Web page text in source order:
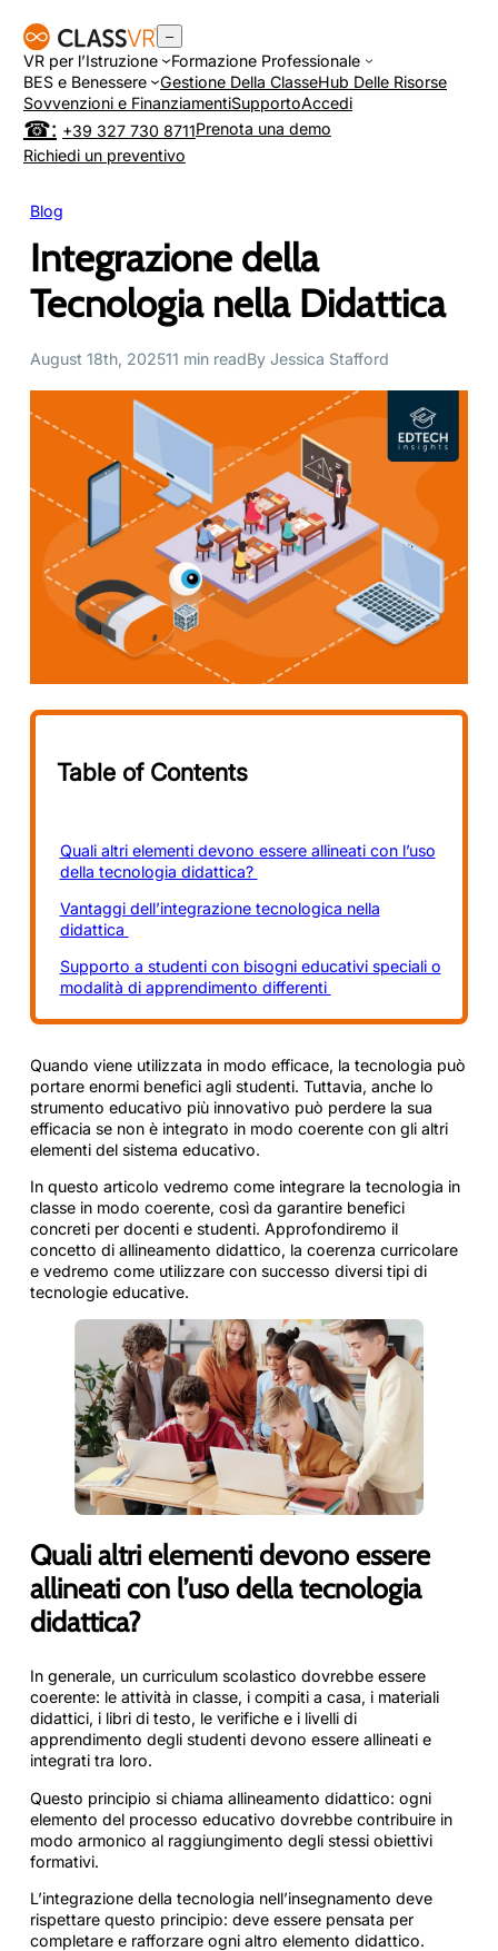
contenuto
–
VR per l’Istruzione
Formazione Professionale
BES e Benessere
Gestione Della ClasseHub Delle Risorse
Sovvenzioni e FinanziamentiSupportoAccedi
+39 327 730 8711Prenota una demo
Richiedi un preventivo
Blog
Integrazione della
Tecnologia nella Didattica
August 18th, 202511 min readBy Jessica Stafford
Quando viene utilizzata in modo efficace, la tecnologia può
portare enormi benefici agli studenti. Tuttavia, anche lo
strumento educativo più innovativo può perdere la sua
efficacia se non è integrato in modo coerente con gli altri
elementi del sistema educativo.
In questo articolo vedremo come integrare la tecnologia in
classe in modo coerente, così da garantire benefici
concreti per docenti e studenti. Approfondiremo il
concetto di allineamento didattico, la coerenza curricolare
e vedremo come utilizzare con successo diversi tipi di
tecnologie educative.
Quali altri elementi devono essere
allineati con l’uso della tecnologia
didattica?
In generale, un curriculum scolastico dovrebbe essere
coerente: le attività in classe, i compiti a casa, i materiali
didattici, i libri di testo, le verifiche e i livelli di
apprendimento degli studenti devono essere allineati e
integrati tra loro.
Questo principio si chiama allineamento didattico: ogni
elemento del processo educativo dovrebbe contribuire in
modo armonico al raggiungimento degli stessi obiettivi
formativi.
L’integrazione della tecnologia nell’insegnamento deve
rispettare questo principio: deve essere pensata per
completare e rafforzare ogni altro elemento didattico.